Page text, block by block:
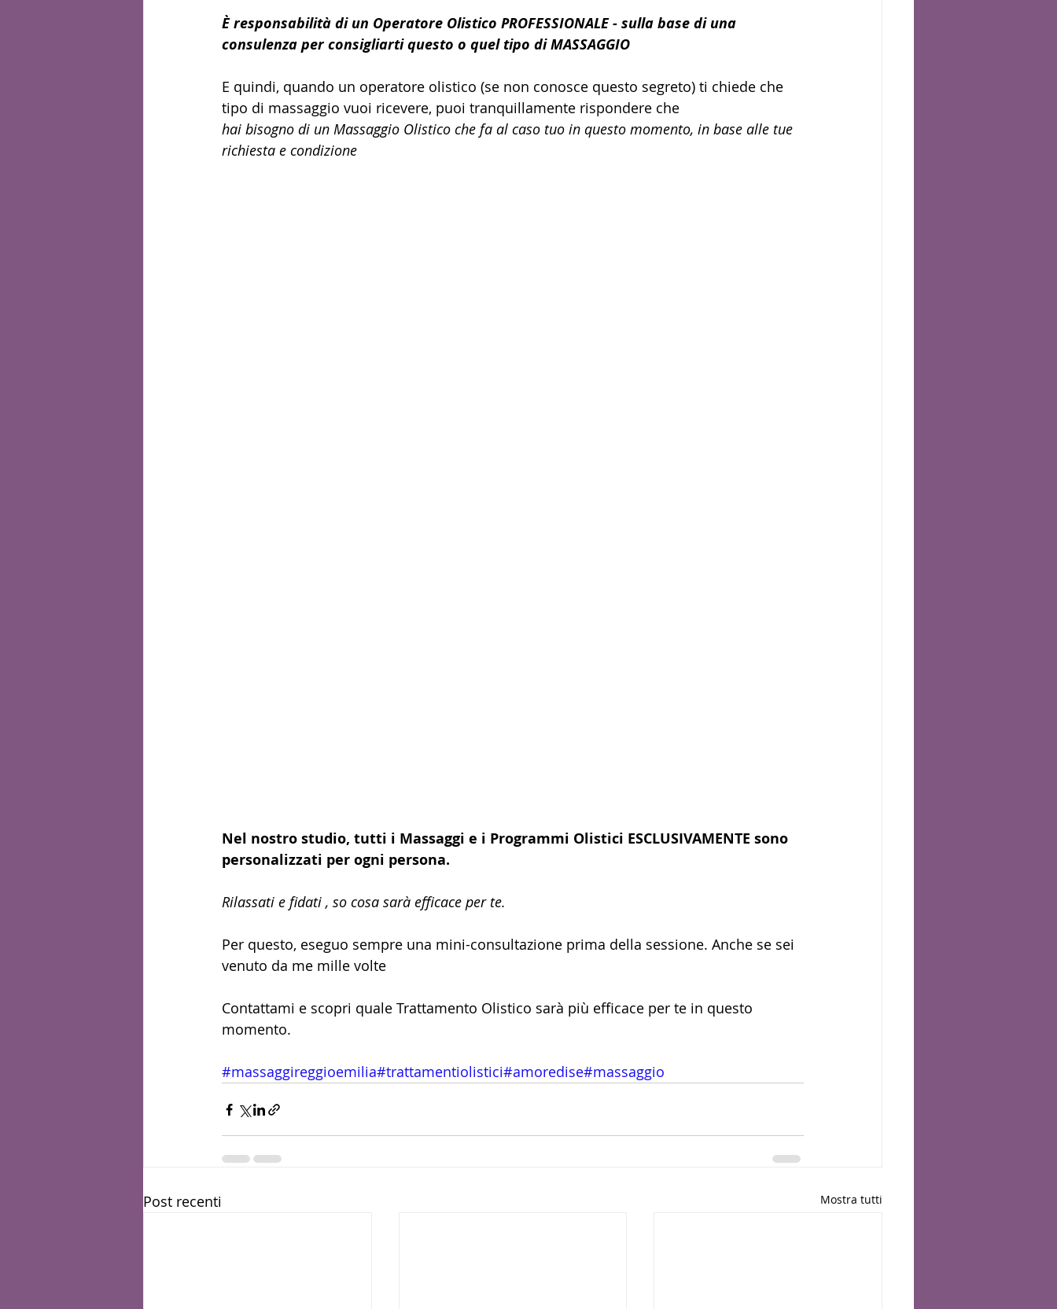
È responsabilità di un Operatore Olistico PROFESSIONALE - sulla base di una
consulenza per consigliarti questo o quel tipo di MASSAGGIO
E quindi, quando un operatore olistico (se non conosce questo segreto) ti chiede che
tipo di massaggio vuoi ricevere, puoi tranquillamente rispondere che
hai bisogno di un Massaggio Olistico che fa al caso tuo in questo momento, in base alle tue
richiesta e condizione
Nel nostro studio, tutti i Massaggi e i Programmi Olistici ESCLUSIVAMENTE sono
personalizzati per ogni persona.
Rilassati e fidati , so cosa sarà efficace per te.
Per questo, eseguo sempre una mini-consultazione prima della sessione. Anche se sei
venuto da me mille volte
Contattami e scopri quale Trattamento Olistico sarà più efficace per te in questo
momento.
#massaggireggioemilia#trattamentiolistici#amoredise#massaggio
Post recenti Mostra tutti